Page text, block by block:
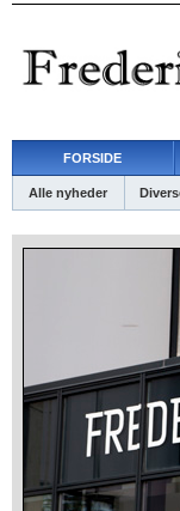
FORSIDE
Alle nyheder